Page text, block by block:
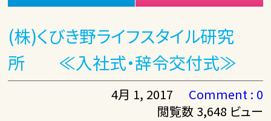
(株)くびき野ライフスタイル研究
所 ≪入社式・辞令交付式≫
4月 1, 2017
Comment : 0
閲覧数 3,648 ビュー